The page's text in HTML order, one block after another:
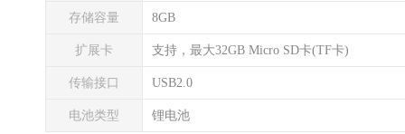
存储容量 8GB
扩展卡 支持，最大32GB Micro SD卡(TF卡)
传输接口 USB2.0
电池类型 锂电池